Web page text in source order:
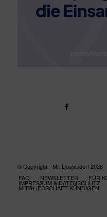
© Copyright - Mr. Düsseldorf 2026
FAQ
NEWSLETTER FÜR
IMPRESSUM & DATENSCHUTZ
MITGLIEDSCHAFT KÜNDIGEN